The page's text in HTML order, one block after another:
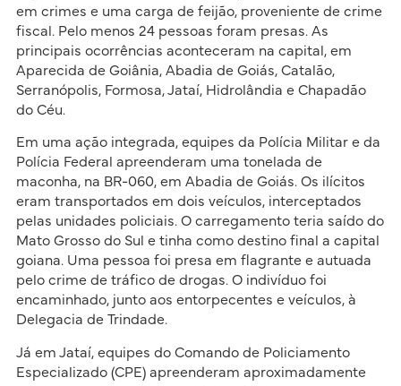
em crimes e uma carga de feijão, proveniente de crime
fiscal. Pelo menos 24 pessoas foram presas. As
principais ocorrências aconteceram na capital, em
Aparecida de Goiânia, Abadia de Goiás, Catalão,
Serranópolis, Formosa, Jataí, Hidrolândia e Chapadão
do Céu.
Em uma ação integrada, equipes da Polícia Militar e da
Polícia Federal apreenderam uma tonelada de
maconha, na BR-060, em Abadia de Goiás. Os ilícitos
eram transportados em dois veículos, interceptados
pelas unidades policiais. O carregamento teria saído do
Mato Grosso do Sul e tinha como destino final a capital
goiana. Uma pessoa foi presa em flagrante e autuada
pelo crime de tráfico de drogas. O indivíduo foi
encaminhado, junto aos entorpecentes e veículos, à
Delegacia de Trindade.
Já em Jataí, equipes do Comando de Policiamento
Especializado (CPE) apreenderam aproximadamente